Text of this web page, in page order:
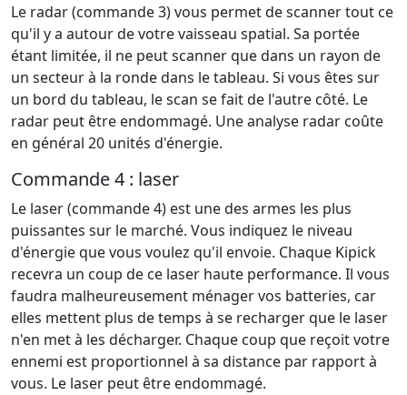
Le radar (commande 3) vous permet de scanner tout ce
qu'il y a autour de votre vaisseau spatial. Sa portée
étant limitée, il ne peut scanner que dans un rayon de
un secteur à la ronde dans le tableau. Si vous êtes sur
un bord du tableau, le scan se fait de l'autre côté. Le
radar peut être endommagé. Une analyse radar coûte
en général 20 unités d'énergie.
Commande 4 : laser
Le laser (commande 4) est une des armes les plus
puissantes sur le marché. Vous indiquez le niveau
d'énergie que vous voulez qu'il envoie. Chaque Kipick
recevra un coup de ce laser haute performance. Il vous
faudra malheureusement ménager vos batteries, car
elles mettent plus de temps à se recharger que le laser
n'en met à les décharger. Chaque coup que reçoit votre
ennemi est proportionnel à sa distance par rapport à
vous. Le laser peut être endommagé.